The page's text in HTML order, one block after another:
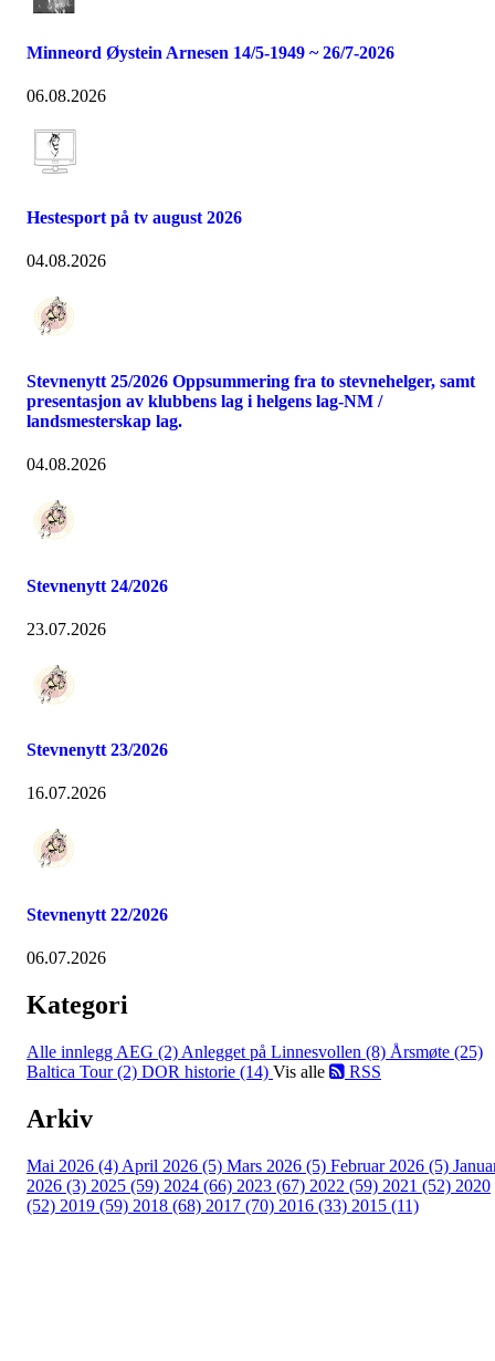
Minneord Øystein Arnesen 14/5-1949 ~ 26/7-2026
06.08.2026
Hestesport på tv august 2026
04.08.2026
Stevnenytt 25/2026 Oppsummering fra to stevnehelger, samt
presentasjon av klubbens lag i helgens lag-NM /
landsmesterskap lag.
04.08.2026
Stevnenytt 24/2026
23.07.2026
Stevnenytt 23/2026
16.07.2026
Stevnenytt 22/2026
06.07.2026
Kategori
Alle innlegg AEG (2) Anlegget på Linnesvollen (8) Årsmøte (25)
Baltica Tour (2) DOR historie (14) Vis alle RSS
Arkiv
Mai 2026 (4) April 2026 (5) Mars 2026 (5) Februar 2026 (5)
2026 (3) 2025 (59) 2024 (66) 2023 (67) 2022 (59) 2021 (52) 2020
(52) 2019 (59) 2018 (68) 2017 (70) 2016 (33) 2015 (11)